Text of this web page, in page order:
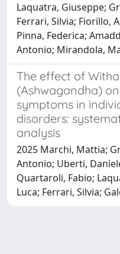
Laquatra, Giuseppe;
Ferrari, Silvia; Fiorillo,
Pinna, Federica;
Antonio; Mirandola,
The effect of
(Ashwagandha)
symptoms in
disorders:
analysis
2025 Marchi, Mattia;
Antonio; Uberti,
Quartaroli, Fabio;
Luca; Ferrari, Silvia;